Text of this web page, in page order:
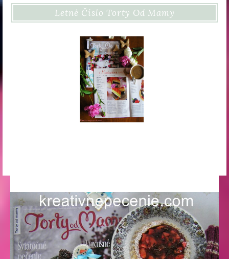
Letné Číslo Torty Od Mamy